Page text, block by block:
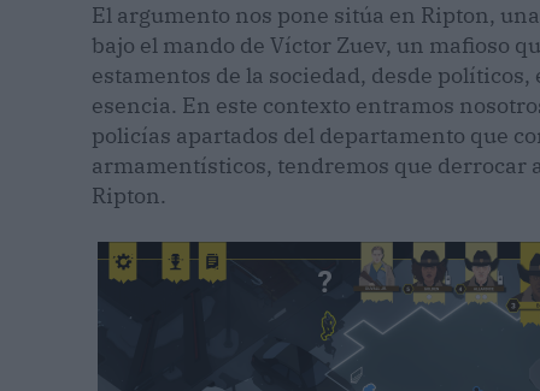
El argumento nos pone sitúa en Ripton,
bajo el mando de Víctor Zuev, un mafioso
estamentos de la sociedad, desde
esencia. En este contexto entramos
policías apartados del departamento que
armamentísticos, tendremos que derrocar
Ripton.